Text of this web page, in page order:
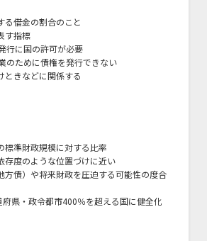
る借金の割合のこと
す指標
行に国の許可が必要
のために債権を発行できない
ときなどに関係する
標準財政規模に対する比率
存度のような位置づけに近い
方債）や将来財政を圧迫する可能性の度合
府県・政令都市400％を超える国に健全化